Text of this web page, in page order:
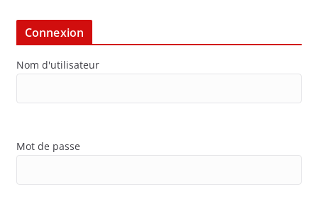
Connexion
Nom d'utilisateur
Mot de passe